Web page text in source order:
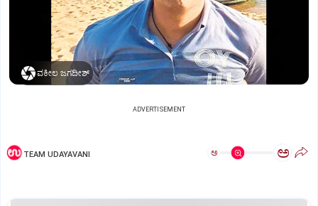
ವಕೀಲ ಜಗದೀಶ್
ADVERTISEMENT
TEAM UDAYAVANI ಅ ಅ